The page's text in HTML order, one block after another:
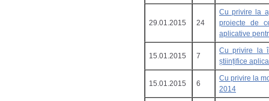
29.01.2015 24
Cu privire la
proiecte de
aplicative
15.01.2015 7
Cu privire la
științifice
15.01.2015 6
Cu privire la
2014